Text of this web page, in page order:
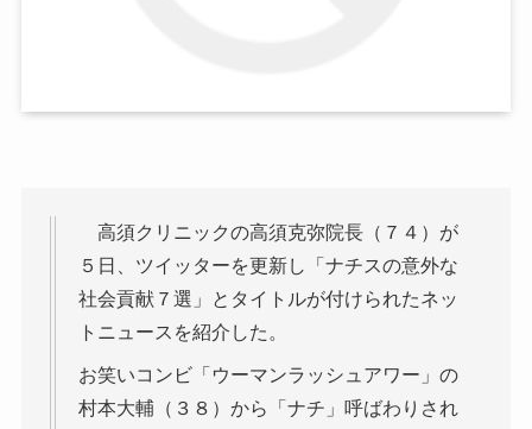
高須クリニックの高須克弥院長（７４）が
５日、ツイッターを更新し「ナチスの意外な
社会貢献７選」とタイトルが付けられたネッ
トニュースを紹介した。
お笑いコンビ「ウーマンラッシュアワー」の
村本大輔（３８）から「ナチ」呼ばわりされ